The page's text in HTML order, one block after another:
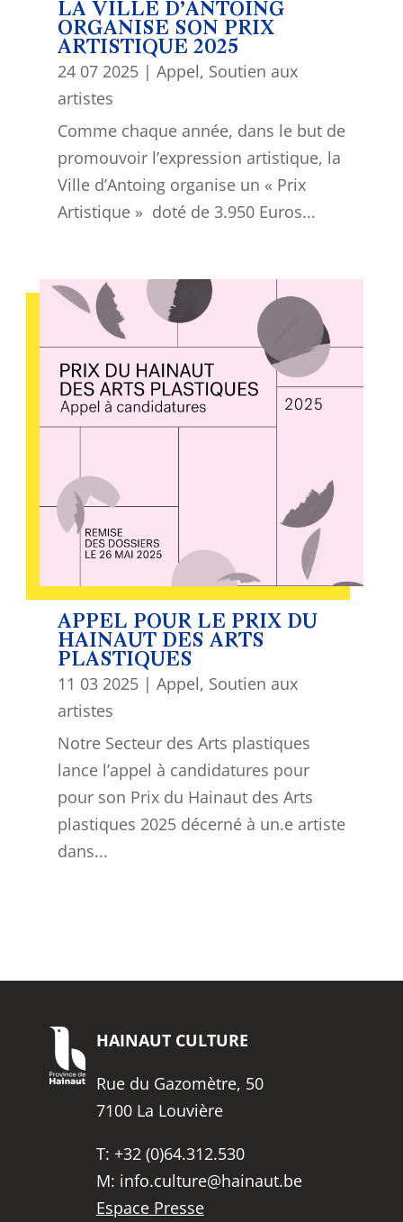
LA VILLE D’ANTOING
ORGANISE SON PRIX
ARTISTIQUE 2025
24 07 2025| Appel, Soutien aux
artistes
Comme chaque année, dans le but de
promouvoir l’expression artistique, la
Ville d’Antoing organise un « Prix
Artistique » doté de 3.950 Euros...
APPEL POUR LE PRIX DU
HAINAUT DES ARTS
PLASTIQUES
11 03 2025| Appel, Soutien aux
artistes
Notre Secteur des Arts plastiques
lance l’appel à candidatures pour
pour son Prix du Hainaut des Arts
plastiques 2025 décerné à un.e artiste
dans...
HAINAUT CULTURE
Rue du Gazomètre, 50
7100 La Louvière
T: +32 (0)64.312.530
M: info.culture@hainaut.be
Espace Presse